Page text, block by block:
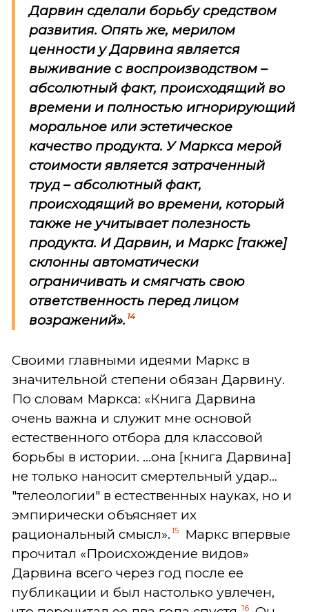
Дарвин сделали борьбу средством
развития. Опять же, мерилом
ценности у Дарвина является
выживание с воспроизводством –
абсолютный факт, происходящий во
времени и полностью игнорирующий
моральное или эстетическое
качество продукта. У Маркса мерой
стоимости является затраченный
труд – абсолютный факт,
происходящий во времени, который
также не учитывает полезность
продукта. И Дарвин, и Маркс [также]
склонны автоматически
ограничивать и смягчать свою
ответственность перед лицом
возражений». 14
Своими главными идеями Маркс в
значительной степени обязан Дарвину.
По словам Маркса: «Книга Дарвина
очень важна и служит мне основой
естественного отбора для классовой
борьбы в истории. ...она [книга Дарвина]
не только наносит смертельный удар...
"телеологии" в естественных науках, но и
эмпирически объясняет их
рациональный смысл». 15
Маркс впервые
прочитал «Происхождение видов»
Дарвина всего через год после ее
публикации и был настолько увлечен,
16